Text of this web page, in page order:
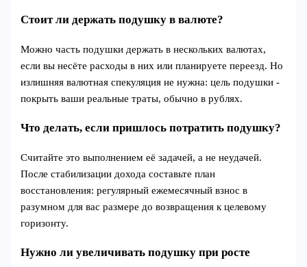
Стоит ли держать подушку в валюте?
Можно часть подушки держать в нескольких валютах,
если вы несёте расходы в них или планируете переезд. Но
излишняя валютная спекуляция не нужна: цель подушки -
покрыть ваши реальные траты, обычно в рублях.
Что делать, если пришлось потратить подушку?
Считайте это выполнением её задачей, а не неудачей.
После стабилизации дохода составьте план
восстановления: регулярный ежемесячный взнос в
разумном для вас размере до возвращения к целевому
горизонту.
Нужно ли увеличивать подушку при росте